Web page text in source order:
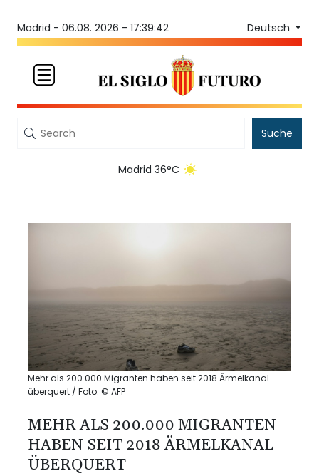
Madrid - 06.08. 2026 - 17:39:42 Deutsch
Suche
Madrid 36°C
Mehr als 200.000 Migranten haben seit 2018 Ärmelkanal
überquert / Foto: © AFP
MEHR ALS 200.000 MIGRANTEN
HABEN SEIT 2018 ÄRMELKANAL
ÜBERQUERT